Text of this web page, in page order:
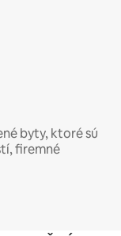
byty, ktoré sú
firemné